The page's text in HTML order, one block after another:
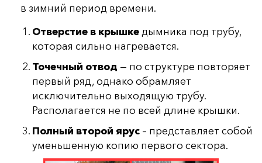
в зимний период времени.
Отверстие в крышке дымника под трубу,
которая сильно нагревается.
Точечный отвод — по структуре повторяет
первый ряд, однако обрамляет
исключительно выходящую трубу.
Располагается не по всей длине крышки.
Полный второй ярус – представляет собой
уменьшенную копию первого сектора.